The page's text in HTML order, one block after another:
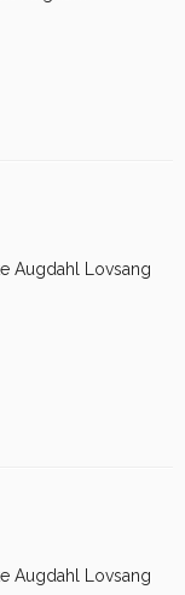
Augdahl Lovsang
Augdahl Lovsang